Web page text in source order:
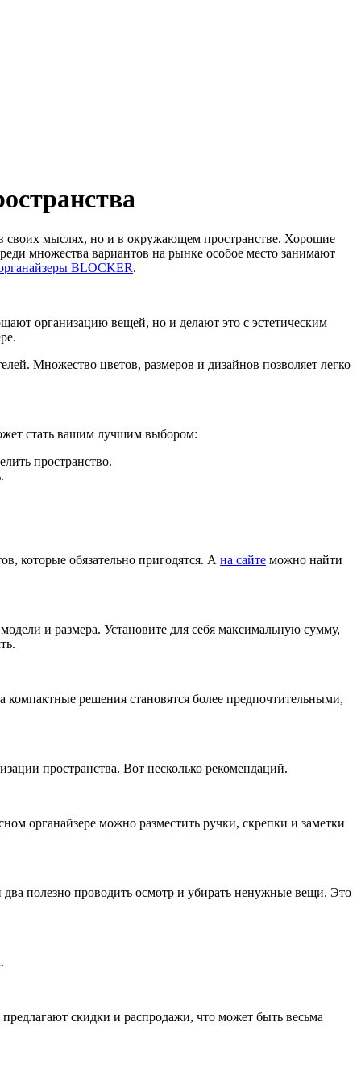
своих мыслях, но и в окружающем пространстве. Хорошие
множества вариантов на рынке особое место занимают
BLOCKER.
организацию вещей, но и делают это с эстетическим
Множество цветов, размеров и дизайнов позволяет легко
стать вашим лучшим выбором:
пространство.
которые обязательно пригодятся. А на сайте можно найти
и размера. Установите для себя максимальную сумму,
компактные решения становятся более предпочтительными,
пространства. Вот несколько рекомендаций.
органайзере можно разместить ручки, скрепки и заметки
два полезно проводить осмотр и убирать ненужные вещи. Это
скидки и распродажи, что может быть весьма